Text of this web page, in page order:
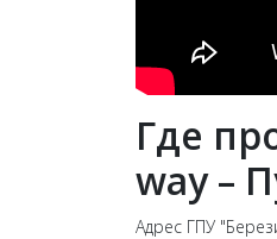
Где
way –
Адрес ГПУ